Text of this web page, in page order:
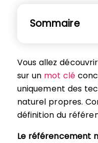
Sommaire
Vous allez
sur un mot clé
uniquement des
naturel propres.
définition du
Le référencement